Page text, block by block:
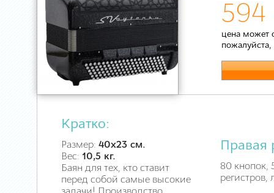
594
цена может
пожалуйста,
Кратко:
Размер: 40х23 см.
Вес: 10,5 кг.
Баян для тех, кто ставит
перед собой самые высокие
Правая
80 кнопок,
регистров,